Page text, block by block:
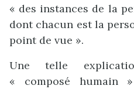
« des instances de la
dont chacun est la
point de vue ».
Une telle
« composé humain